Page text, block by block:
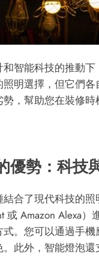
智能科技的推動
明選擇，但它們各
，幫助您在裝修
優勢：科技
合了現代科技的
或 Amazon Alexa
。您可以通過手
此外，智能燈泡